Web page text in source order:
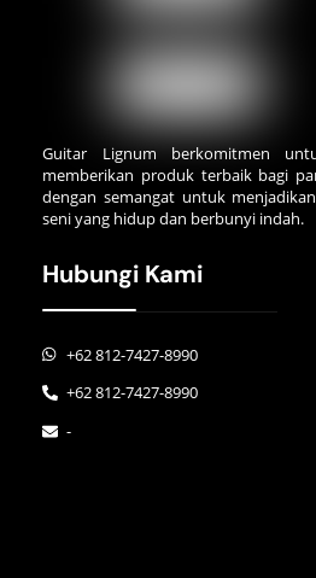
Guitar Lignum berkomitmen
memberikan produk terbaik bagi
dengan semangat untuk
seni yang hidup dan berbunyi indah.
Hubungi Kami
+62 812-7427-8990
+62 812-7427-8990
-